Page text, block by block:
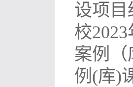
设项目
校2023
案例
例 (库)